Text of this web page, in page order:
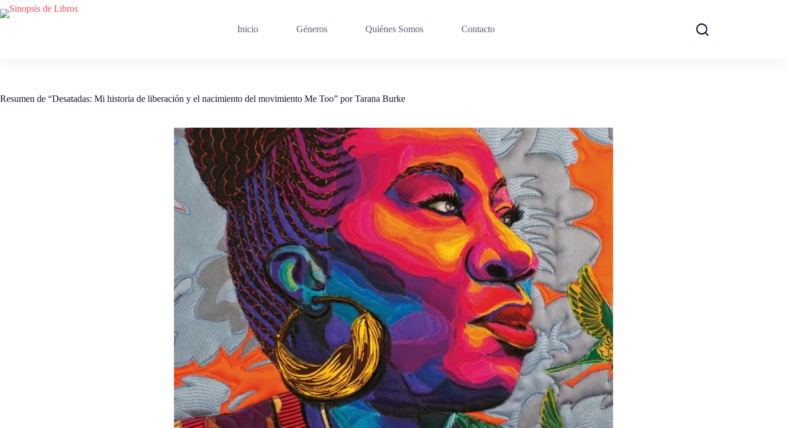
Saltar
al
Inicio Géneros Quiénes Somos Contacto
Resumen de “Desatadas: Mi historia de liberación y el nacimiento del movimiento Me Too” por Tarana Burke